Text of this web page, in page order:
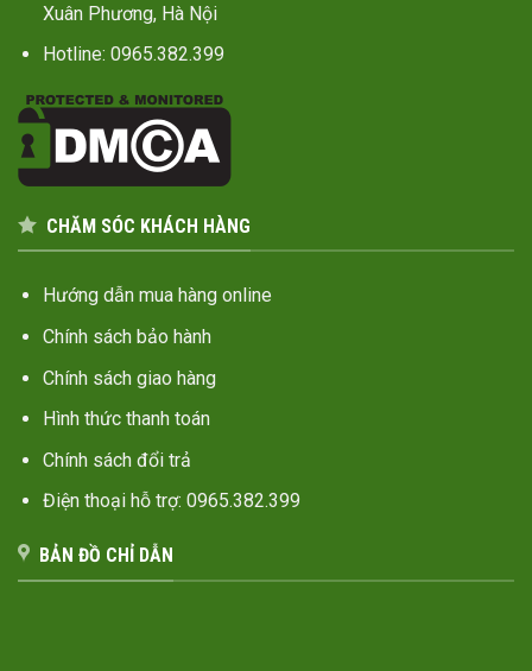
Xuân Phương, Hà Nội
Hotline: 0965.382.399
CHĂM SÓC KHÁCH HÀNG
Hướng dẫn mua hàng online
Chính sách bảo hành
Chính sách giao hàng
Hình thức thanh toán
Chính sách đổi trả
Điện thoại hỗ trợ: 0965.382.399
BẢN ĐỒ CHỈ DẪN